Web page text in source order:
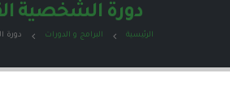
دورة الشخصية
الرئيسية البرامج و الدورات دورة